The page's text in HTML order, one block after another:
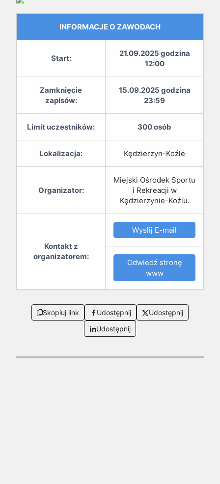
INFORMACJE O ZAWODACH
Start:
21.09.2025 godzina
12:00
Zamknięcie
zapisów:
15.09.2025 godzina
23:59
Limit uczestników: 300 osób
Lokalizacja: Kędzierzyn-Koźle
Organizator:
Miejski Ośrodek Sportu
i Rekreacji w
Kędzierzynie-Koźlu.
Kontakt z
organizatorem:
Wyslij E-mail
Odwiedź stronę
www
Skopiuj link Udostępnij
Udostępnij
Udostępnij